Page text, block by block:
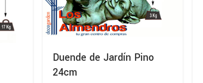
Duende de Jardín Pino
24cm